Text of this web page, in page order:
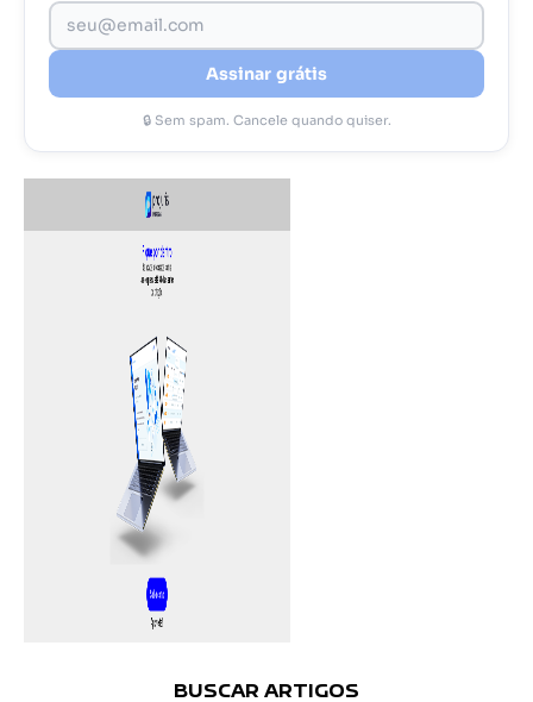
Assinar grátis
🔒 Sem spam. Cancele quando quiser.
BUSCAR ARTIGOS